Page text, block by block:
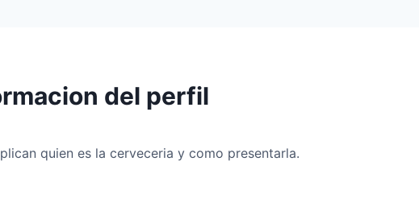
del perfil
quien es la cerveceria y como presentarla.